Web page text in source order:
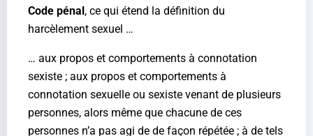
Code pénal, ce qui étend la définition du
harcèlement sexuel …
… aux propos et comportements à connotation
sexiste ; aux propos et comportements à
connotation sexuelle ou sexiste venant de plusieurs
personnes, alors même que chacune de ces
personnes n’a pas agi de de façon répétée ; à de tels